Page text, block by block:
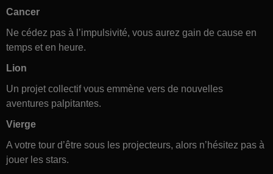
Cancer
Ne cédez pas à l’impulsivité, vous aurez gain de cause en
temps et en heure.
Lion
Un projet collectif vous emmène vers de nouvelles
aventures palpitantes.
Vierge
A votre tour d’être sous les projecteurs, alors n’hésitez pas à
jouer les stars.